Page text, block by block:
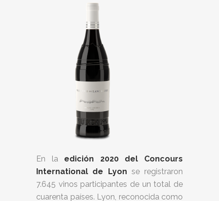
En la edición 2020 del Concours
International de Lyon se registraron
7.645 vinos participantes de un total de
cuarenta países. Lyon, reconocida como